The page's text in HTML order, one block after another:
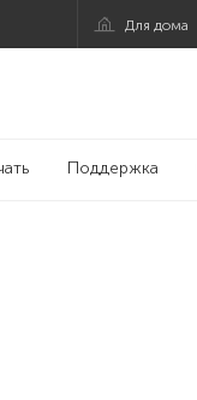
Для дома
Поддержка